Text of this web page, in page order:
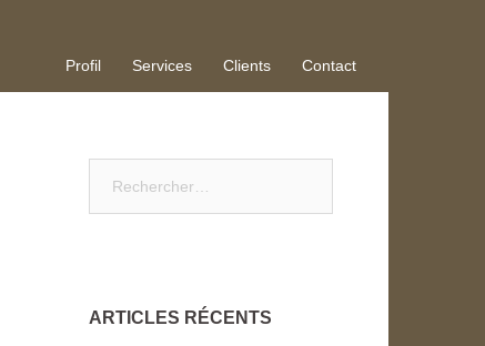
Profil Services Clients Contact
ARTICLES RÉCENTS